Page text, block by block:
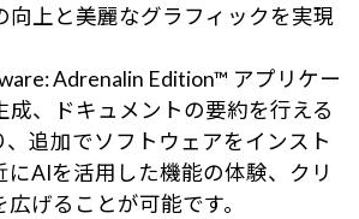
向上と美麗なグラフィックを実現
Adrenalin Edition™ アプリケー
成、ドキュメントの要約を行える
、追加でソフトウェアをインスト
にAIを活用した機能の体験、クリ
げることが可能です。